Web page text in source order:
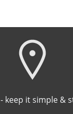
- keep it simple &